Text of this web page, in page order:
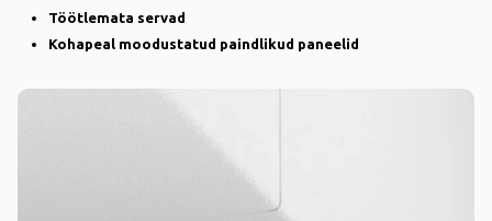
Töötlemata servad
Kohapeal moodustatud paindlikud paneelid